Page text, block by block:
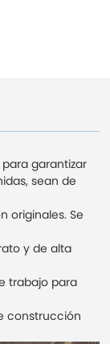
garantizar
sean de
originales. Se
y de alta
trabajo para
construcción